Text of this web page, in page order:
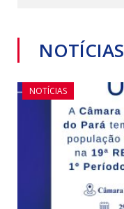
NOTÍCIAS
NOTÍCIAS